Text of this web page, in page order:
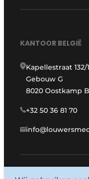
KANTOOR BELGIË
Kapellestraat 132/1
Gebouw G
8020 Oostkamp
+32 50 36 81 70